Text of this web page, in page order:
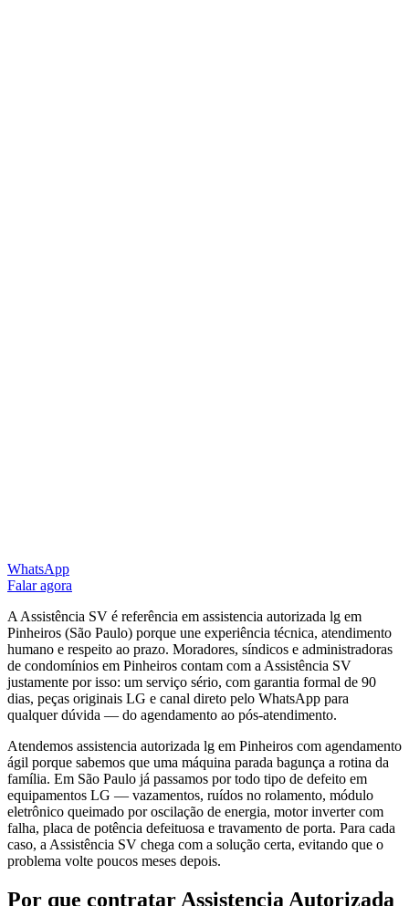
WhatsApp
Falar agora
A Assistência SV é referência em assistencia autorizada lg em
Pinheiros (São Paulo) porque une experiência técnica, atendimento
humano e respeito ao prazo. Moradores, síndicos e administradoras
de condomínios em Pinheiros contam com a Assistência SV
justamente por isso: um serviço sério, com garantia formal de 90
dias, peças originais LG e canal direto pelo WhatsApp para
qualquer dúvida — do agendamento ao pós-atendimento.
Atendemos assistencia autorizada lg em Pinheiros com agendamento
ágil porque sabemos que uma máquina parada bagunça a rotina da
família. Em São Paulo já passamos por todo tipo de defeito em
equipamentos LG — vazamentos, ruídos no rolamento, módulo
eletrônico queimado por oscilação de energia, motor inverter com
falha, placa de potência defeituosa e travamento de porta. Para cada
caso, a Assistência SV chega com a solução certa, evitando que o
problema volte poucos meses depois.
Por que contratar Assistencia Autorizada